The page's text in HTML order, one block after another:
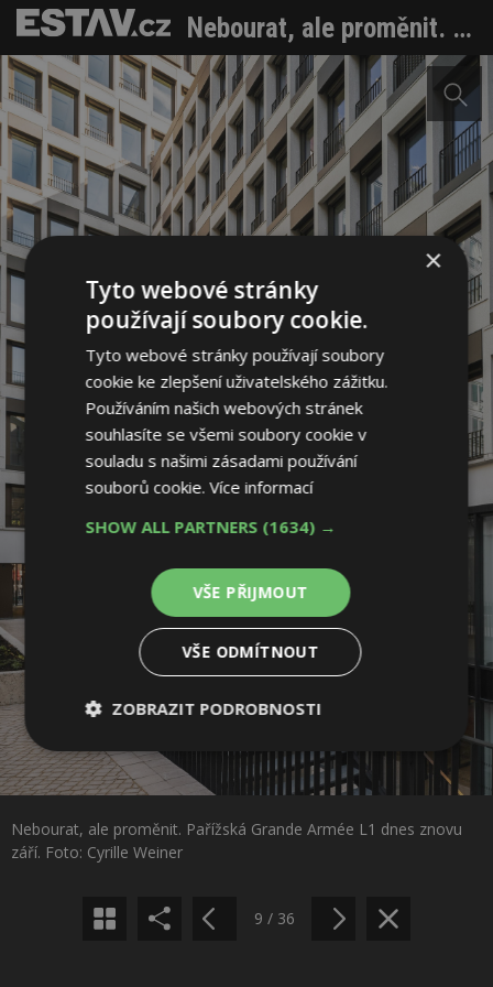
Nebourat, ale proměnit. Pařížská Grande Armée L1 dnes znovu září
Nebourat, ale proměnit. Pařížská Grande Armée L1 dnes znovu
září. Foto: Cyrille Weiner
Sdílet na Facebooku
Sdílet na Pinterestu
9 / 36
×
Tyto webové stránky
používají soubory cookie.
Tyto webové stránky používají soubory
cookie ke zlepšení uživatelského zážitku.
Používáním našich webových stránek
souhlasíte se všemi soubory cookie v
souladu s našimi zásadami používání
souborů cookie.Více informací
SHOW ALL PARTNERS (1634) →
VŠE PŘIJMOUT
VŠE ODMÍTNOUT
ZOBRAZIT PODROBNOSTI
Nezbytně
nutné
soubory
Výkonové
soubory
Soubory
cílení